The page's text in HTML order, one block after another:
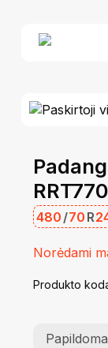
480 /70 R
Norėdami
Produkto